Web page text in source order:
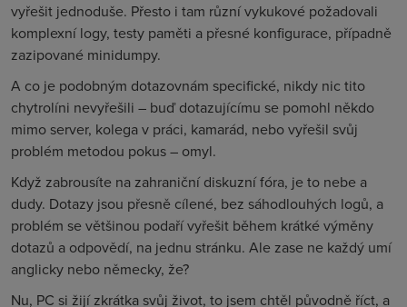
vyřešit jednoduše. Přesto i tam různí vykukové požadovali
komplexní logy, testy paměti a přesné konfigurace, případně
zazipované minidumpy.
A co je podobným dotazovnám specifické, nikdy nic tito
chytrolíni nevyřešili – buď dotazujícímu se pomohl někdo
mimo server, kolega v práci, kamarád, nebo vyřešil svůj
problém metodou pokus – omyl.
Když zabrousíte na zahraniční diskuzní fóra, je to nebe a
dudy. Dotazy jsou přesně cílené, bez sáhodlouhých logů, a
problém se většinou podaří vyřešit během krátké výměny
dotazů a odpovědí, na jednu stránku. Ale zase ne každý umí
anglicky nebo německy, že?
Nu, PC si žijí zkrátka svůj život, to jsem chtěl původně říct, a